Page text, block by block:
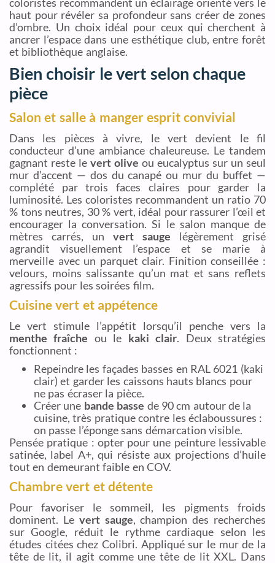
coloristes recommandent un éclairage orienté vers le
haut pour révéler sa profondeur sans créer de zones
d’ombre. Un choix idéal pour ceux qui cherchent à
ancrer l’espace dans une esthétique club, entre forêt
et bibliothèque anglaise.
Bien choisir le vert selon chaque
pièce
Salon et salle à manger esprit convivial
Dans les pièces à vivre, le vert devient le fil
conducteur d’une ambiance chaleureuse. Le tandem
gagnant reste le vert olive ou eucalyptus sur un seul
mur d’accent — dos du canapé ou mur du buffet —
complété par trois faces claires pour garder la
luminosité. Les coloristes recommandent un ratio 70
% tons neutres, 30 % vert, idéal pour rassurer l’œil et
encourager la conversation. Si le salon manque de
mètres carrés, un vert sauge légèrement grisé
agrandit visuellement l’espace et se marie à
merveille avec un parquet clair. Finition conseillée :
velours, moins salissante qu’un mat et sans reflets
agressifs pour les soirées film.
Cuisine vert et appétence
Le vert stimule l’appétit lorsqu’il penche vers la
menthe fraîche ou le kaki clair. Deux stratégies
fonctionnent :
Repeindre les façades basses en RAL 6021 (kaki
clair) et garder les caissons hauts blancs pour
ne pas écraser la pièce.
Créer une bande basse de 90 cm autour de la
cuisine, très pratique contre les éclaboussures :
on passe l’éponge sans démarcation visible.
Pensée pratique : opter pour une peinture lessivable
satinée, label A+, qui résiste aux projections d’huile
tout en demeurant faible en COV.
Chambre vert et détente
Pour favoriser le sommeil, les pigments froids
dominent. Le vert sauge, champion des recherches
sur Google, réduit le rythme cardiaque selon les
études citées chez Colibri. Appliqué sur le mur de la
tête de lit, il agit comme une tête de lit XXL. Dans